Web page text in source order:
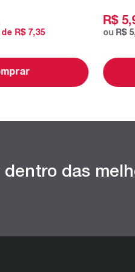
de R$ 7,35
R$ 5,
ou R$ 5
dentro das